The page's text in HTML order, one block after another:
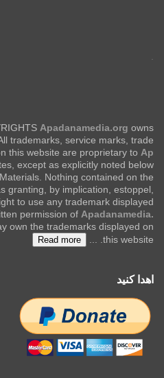
Apadanamedia.org owns
trademarks, service marks, trade
this website are proprietary to Ap
except as explicitly noted below
Nothing contained on the
granting, by implication, estoppel,
to use any trademark displayed
permission of Apadanamedia.
own the trademarks displayed on
this website.
Read more
اهدا کنید